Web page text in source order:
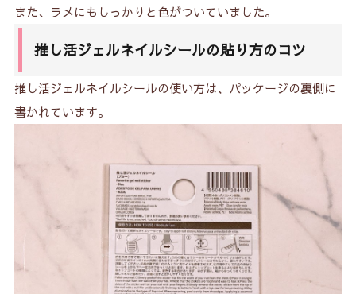
また、ラメにもしっかりと色がついていました。
推し活ジェルネイルシールの貼り方のコツ
推し活ジェルネイルシールの使い方は、パッケージの裏側に
書かれています。